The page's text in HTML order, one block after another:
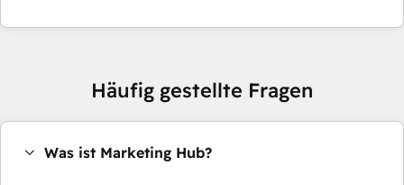
Häufig gestellte Fragen
Was ist Marketing Hub?